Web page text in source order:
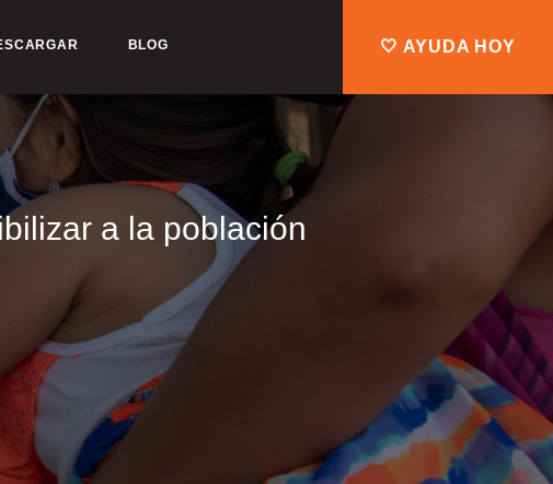
BLOG 🤍 AYUDA HOY
a la población